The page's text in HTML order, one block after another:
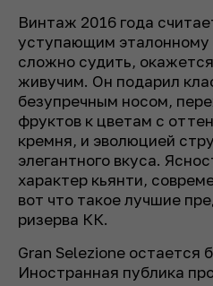
Винтаж 2016 года
уступающим эталонному
сложно судить,
живучим. Он подарил
безупречным носом,
фруктов к цветам с
кремня, и эволюцией
элегантного вкуса.
характер кьянти,
вот что такое лучшие
ризерва КК.
Gran Selezione остается
Иностранная публика